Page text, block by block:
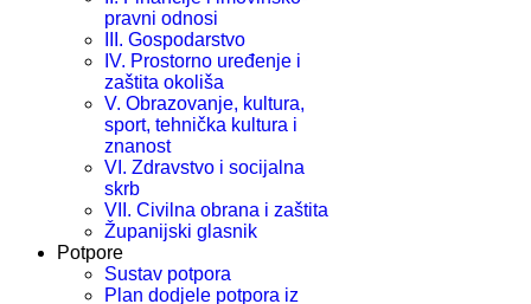
pravni odnosi
III. Gospodarstvo
IV. Prostorno uređenje i
zaštita okoliša
V. Obrazovanje, kultura,
sport, tehnička kultura i
znanost
VI. Zdravstvo i socijalna
skrb
VII. Civilna obrana i zaštita
Županijski glasnik
Potpore
Sustav potpora
Plan dodjele potpora iz